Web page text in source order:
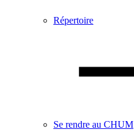
Répertoire
Se rendre au CHUM